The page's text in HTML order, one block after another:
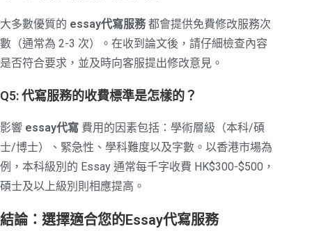
大多數優質的 essay代寫服務 都會提供免費修改服務次
數（通常為 2-3 次）。在收到論文後，請仔細檢查內容
是否符合要求，並及時向客服提出修改意見。
Q5: 代寫服務的收費標準是怎樣的？
影響 essay代寫 費用的因素包括：學術層級（本科/碩
士/博士）、緊急性、學科難度以及字數。以香港市場為
例，本科級別的 Essay 通常每千字收費 HK$300-$500，
碩士及以上級別則相應提高。
結論：選擇適合您的Essay代寫服務